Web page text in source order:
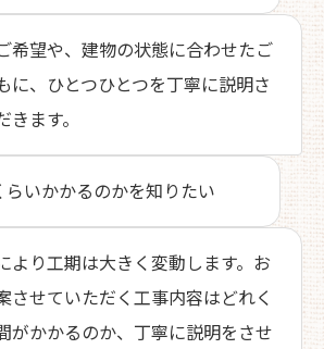
希望や、建物の状態に合わせたご
に、ひとつひとつを丁寧に説明さ
ます。​​​​​​​
らいかかるのかを知りたい
より工期は大きく変動します。お
させていただく工事内容はどれく
がかかるのか、丁寧に説明をさせ